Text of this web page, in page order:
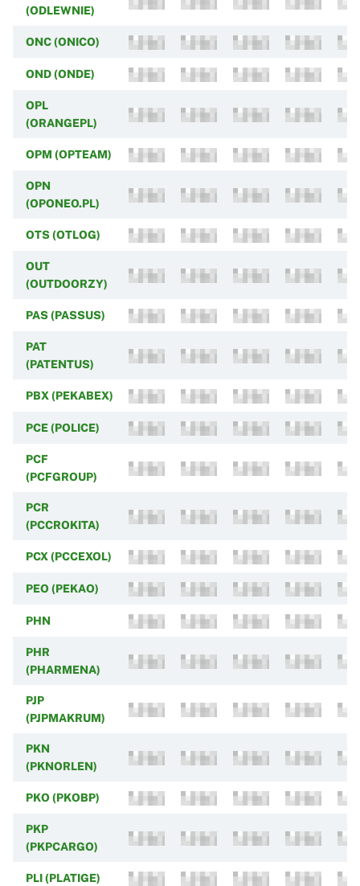
(ODLEWNIE)
ONC (ONICO)
OND (ONDE)
OPL
(ORANGEPL)
OPM (OPTEAM)
OPN
(OPONEO.PL)
OTS (OTLOG)
OUT
(OUTDOORZY)
PAS (PASSUS)
PAT
(PATENTUS)
PBX (PEKABEX)
PCE (POLICE)
PCF
(PCFGROUP)
PCR
(PCCROKITA)
PCX (PCCEXOL)
PEO (PEKAO)
PHN
PHR
(PHARMENA)
PJP
(PJPMAKRUM)
PKN
(PKNORLEN)
PKO (PKOBP)
PKP
(PKPCARGO)
PLI (PLATIGE)